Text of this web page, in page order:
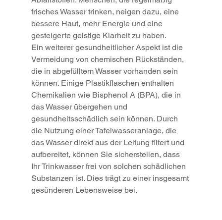
frisches Wasser trinken, neigen dazu, eine
bessere Haut, mehr Energie und eine
gesteigerte geistige Klarheit zu haben.
Ein weiterer gesundheitlicher Aspekt ist die
Vermeidung von chemischen Rückständen,
die in abgefülltem Wasser vorhanden sein
können. Einige Plastikflaschen enthalten
Chemikalien wie Bisphenol A (BPA), die in
das Wasser übergehen und
gesundheitsschädlich sein können. Durch
die Nutzung einer Tafelwasseranlage, die
das Wasser direkt aus der Leitung filtert und
aufbereitet, können Sie sicherstellen, dass
Ihr Trinkwasser frei von solchen schädlichen
Substanzen ist. Dies trägt zu einer insgesamt
gesünderen Lebensweise bei.